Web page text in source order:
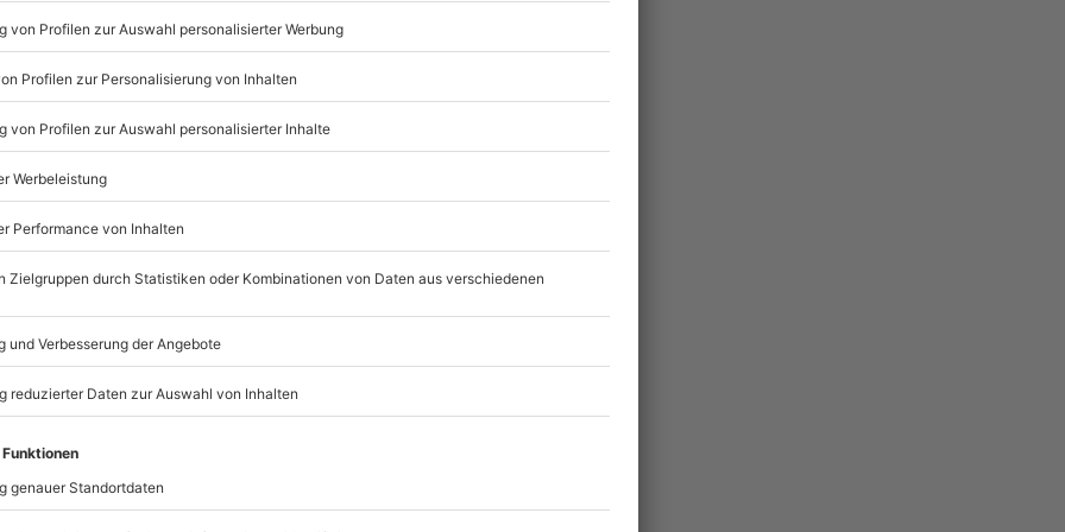
Adrenalin und bleibende
vor, nur vor Ort partiell zu
zu unterbrechen oder
Listenansicht
mydaysGmbH
Mühldorfstraße 8
81671 München
außer an bundesweiten